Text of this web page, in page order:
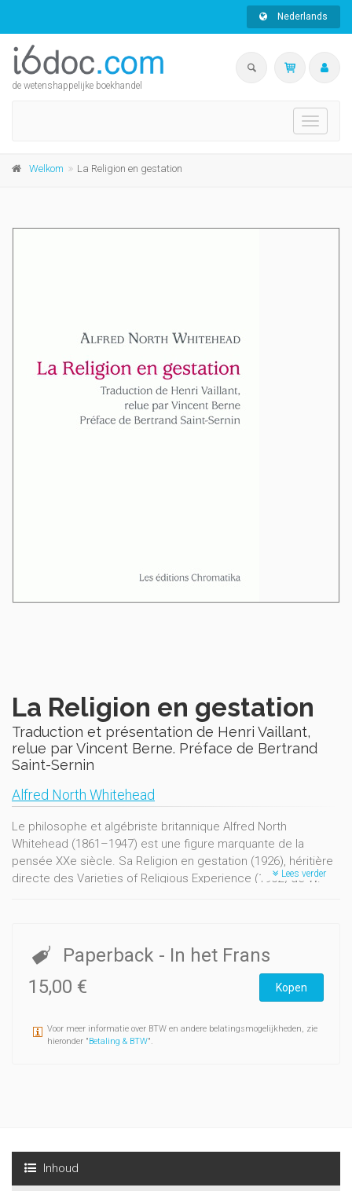
Nederlands
de wetenshappelijke boekhandel
Toggle
Welkom La Religion en gestation
La Religion en gestation
Traduction et présentation de Henri Vaillant,
relue par Vincent Berne. Préface de Bertrand
Saint-Sernin
Alfred North Whitehead
Le philosophe et algébriste britannique Alfred North
Whitehead (1861–1947) est une figure marquante de la
pensée XXe siècle. Sa Religion en gestation (1926), héritière
directe des Varieties of Religious Experience (1902) de W.
Lees verder
Paperback - In het Frans
15,00 €
Kopen
Voor meer informatie over BTW en andere belatingsmogelijkheden, zie
hieronder "Betaling & BTW".
Inhoud